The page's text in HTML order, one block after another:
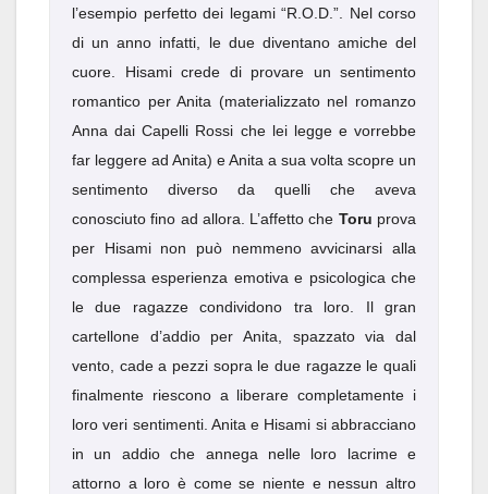
l’esempio perfetto dei legami “R.O.D.”. Nel corso
di un anno infatti, le due diventano amiche del
cuore. Hisami crede di provare un sentimento
romantico per Anita (materializzato nel romanzo
Anna dai Capelli Rossi che lei legge e vorrebbe
far leggere ad Anita) e Anita a sua volta scopre un
sentimento diverso da quelli che aveva
conosciuto fino ad allora. L’affetto che Toru prova
per Hisami non può nemmeno avvicinarsi alla
complessa esperienza emotiva e psicologica che
le due ragazze condividono tra loro. Il gran
cartellone d’addio per Anita, spazzato via dal
vento, cade a pezzi sopra le due ragazze le quali
finalmente riescono a liberare completamente i
loro veri sentimenti. Anita e Hisami si abbracciano
in un addio che annega nelle loro lacrime e
attorno a loro è come se niente e nessun altro